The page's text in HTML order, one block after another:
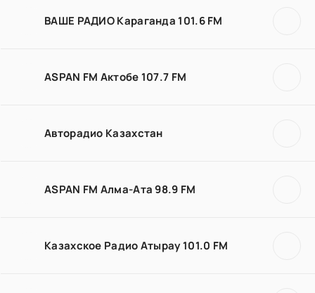
ВАШЕ РАДИО Караганда 101.6 FM
ASPAN FM Актобе 107.7 FM
Авторадио Казахстан
ASPAN FM Алма-Ата 98.9 FM
Казахское Радио Атырау 101.0 FM